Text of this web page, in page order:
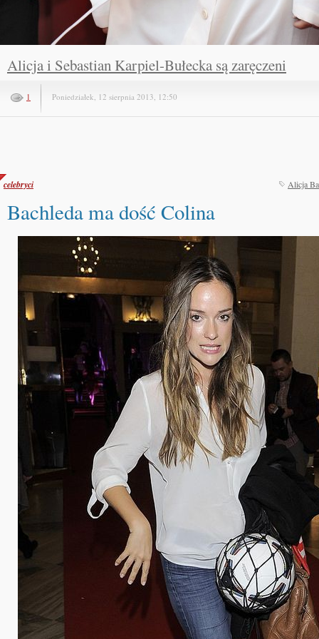
Alicja i Sebastian Karpiel-Bułecka są zaręczeni
1 Poniedziałek, 12 sierpnia 2013, 12:50
celebryci Alicja
Bachleda ma dość Colina